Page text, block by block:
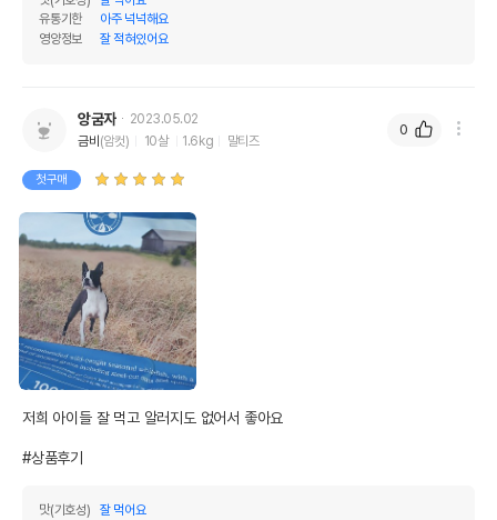
유통기한
아주 넉넉해요
영양정보
잘 적혀있어요
앙굼자
2023.05.02
금비(암컷) 10살 1.6kg 말티즈
첫구매
저희 아이들 잘 먹고 알러지도 없어서 좋아요
#상품후기
맛(기호성)
잘 먹어요
0